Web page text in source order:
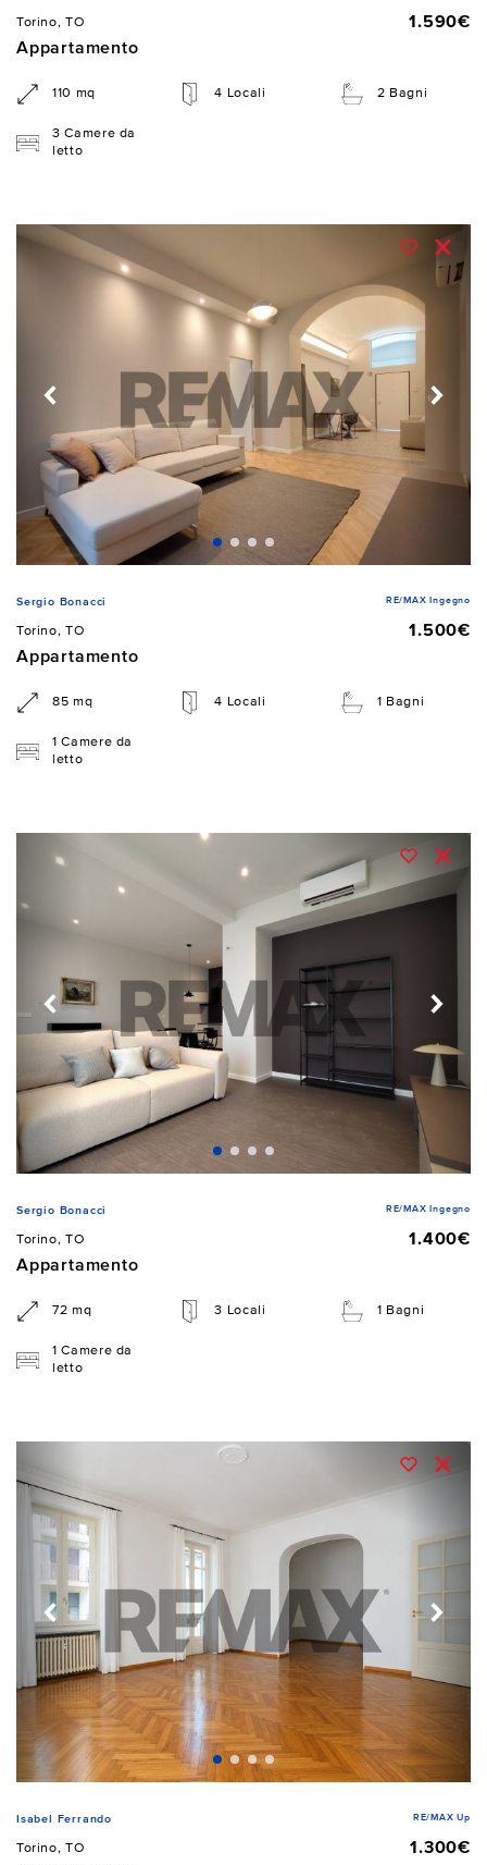
Torino, TO
1.590€
Appartamento
110 mq 4 Locali 2 Bagni
3 Camere da
letto
Sergio Bonacci RE/MAX Ingegno
Torino, TO
1.500€
Appartamento
85 mq 4 Locali 1 Bagni
1 Camere da
letto
Sergio Bonacci RE/MAX Ingegno
Torino, TO
1.400€
Appartamento
72 mq 3 Locali 1 Bagni
1 Camere da
letto
Isabel Ferrando RE/MAX Up
Torino, TO
1.300€